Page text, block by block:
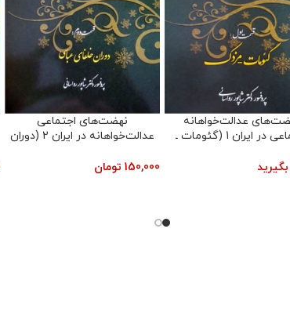
نهضت‌های اجتماعی
عدالت‌خواهانه در ایران 3 (دوران
تومان
نهضت‌های اجتماعی
عدالت‌خواهانه در ایران 5 (قیام
150,000 تومان